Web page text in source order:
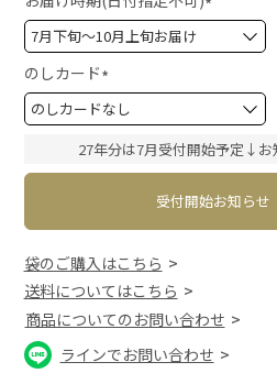
(
必
)
のしカード
(
必
須
)
27年分は7月受付開始予定↓お
受付開始お知らせ
袋のご購入はこちら
送料についてはこちら
商品についてのお問い合わせ
ラインでお問い合わせ